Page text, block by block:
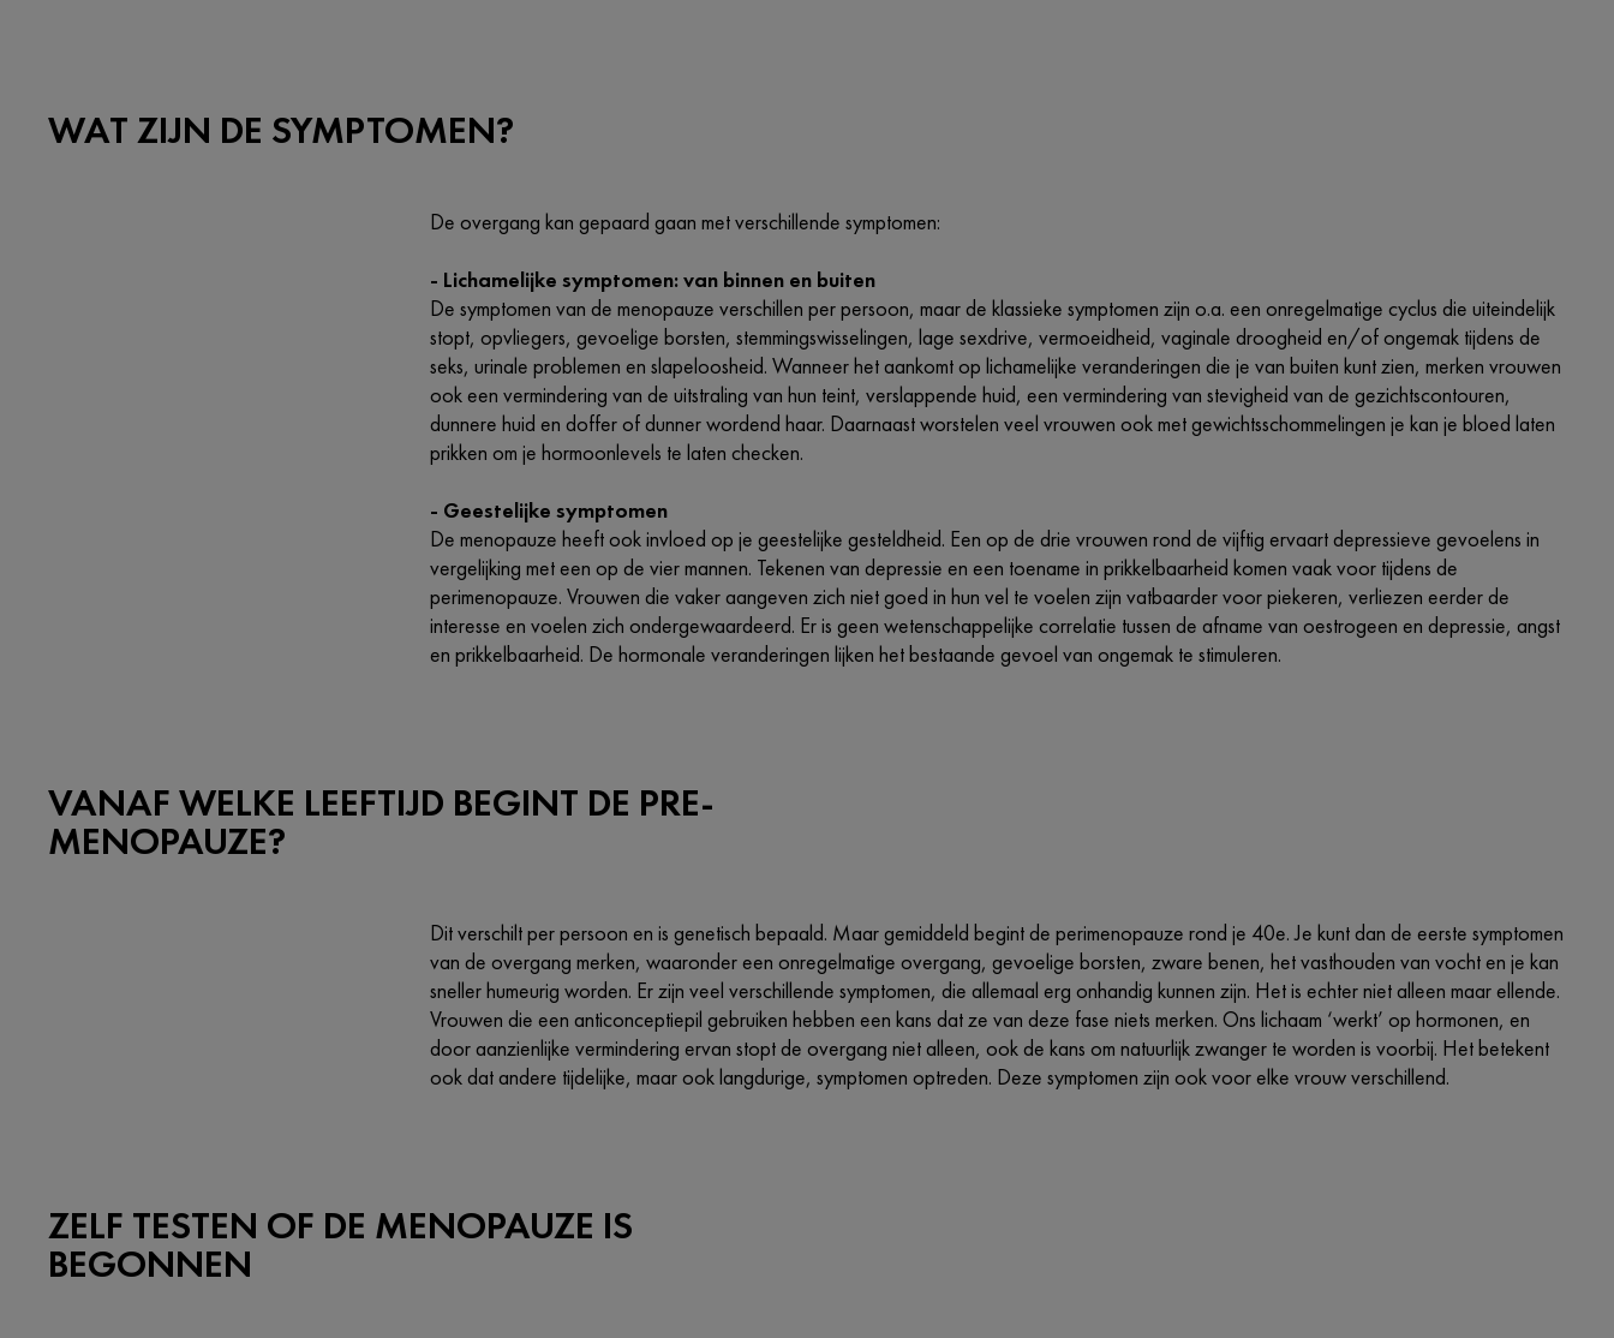
WAT ZIJN DE SYMPTOMEN?
De overgang kan gepaard gaan met verschillende symptomen:
- Lichamelijke symptomen: van binnen en buiten
De symptomen van de menopauze verschillen per persoon, maar de klassieke symptomen zijn o.a. een onregelmatige cyclus die uiteindelijk
stopt, opvliegers, gevoelige borsten, stemmingswisselingen, lage sexdrive, vermoeidheid, vaginale droogheid en/of ongemak tijdens de
seks, urinale problemen en slapeloosheid. Wanneer het aankomt op lichamelijke veranderingen die je van buiten kunt zien, merken vrouwen
ook een vermindering van de uitstraling van hun teint, verslappende huid, een vermindering van stevigheid van de gezichtscontouren,
dunnere huid en doffer of dunner wordend haar. Daarnaast worstelen veel vrouwen ook met gewichtsschommelingen je kan je bloed laten
prikken om je hormoonlevels te laten checken.
- Geestelijke symptomen
De menopauze heeft ook invloed op je geestelijke gesteldheid. Een op de drie vrouwen rond de vijftig ervaart depressieve gevoelens in
vergelijking met een op de vier mannen. Tekenen van depressie en een toename in prikkelbaarheid komen vaak voor tijdens de
perimenopauze. Vrouwen die vaker aangeven zich niet goed in hun vel te voelen zijn vatbaarder voor piekeren, verliezen eerder de
interesse en voelen zich ondergewaardeerd. Er is geen wetenschappelijke correlatie tussen de afname van oestrogeen en depressie, angst
en prikkelbaarheid. De hormonale veranderingen lijken het bestaande gevoel van ongemak te stimuleren.
VANAF WELKE LEEFTIJD BEGINT DE PRE-
MENOPAUZE?
Dit verschilt per persoon en is genetisch bepaald. Maar gemiddeld begint de perimenopauze rond je 40e. Je kunt dan de eerste symptomen
van de overgang merken, waaronder een onregelmatige overgang, gevoelige borsten, zware benen, het vasthouden van vocht en je kan
sneller humeurig worden. Er zijn veel verschillende symptomen, die allemaal erg onhandig kunnen zijn. Het is echter niet alleen maar ellende.
Vrouwen die een anticonceptiepil gebruiken hebben een kans dat ze van deze fase niets merken. Ons lichaam ‘werkt’ op hormonen, en
door aanzienlijke vermindering ervan stopt de overgang niet alleen, ook de kans om natuurlijk zwanger te worden is voorbij. Het betekent
ook dat andere tijdelijke, maar ook langdurige, symptomen optreden. Deze symptomen zijn ook voor elke vrouw verschillend.
ZELF TESTEN OF DE MENOPAUZE IS
BEGONNEN